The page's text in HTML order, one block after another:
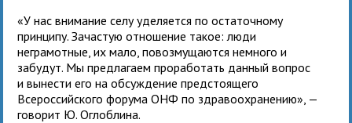
«У нас внимание селу уделяется по остаточному
принципу. Зачастую отношение такое: люди
неграмотные, их мало, повозмущаются немного и
забудут. Мы предлагаем проработать данный вопрос
и вынести его на обсуждение предстоящего
Всероссийского форума ОНФ по здравоохранению», —
говорит Ю. Оглоблина.